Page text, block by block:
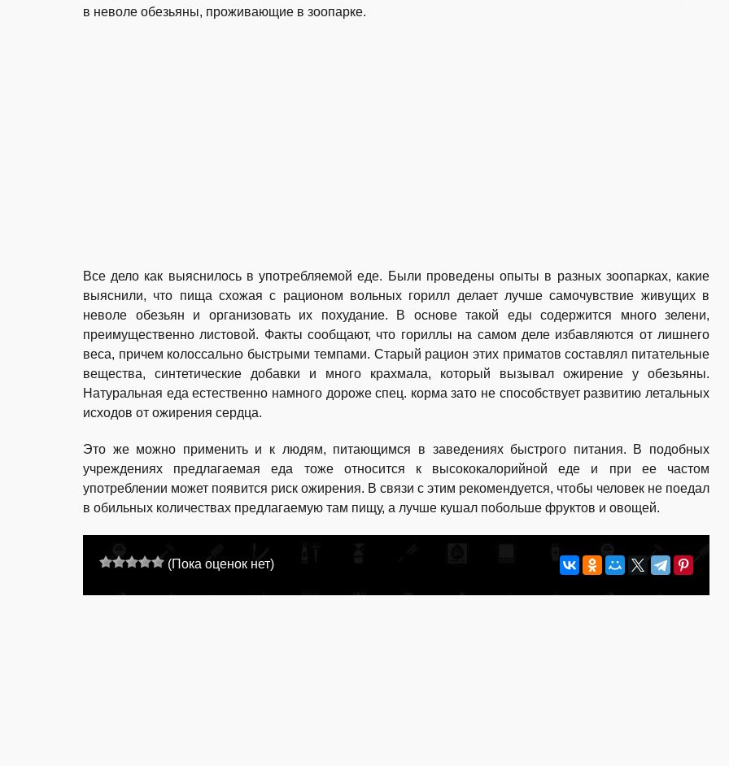
в неволе обезьяны, проживающие в зоопарке.
Все дело как выяснилось в употребляемой еде. Были проведены опыты в разных зоопарках, какие
выяснили, что пища схожая с рационом вольных горилл делает лучше самочувствие живущих в
неволе обезьян и организовать их похудание. В основе такой еды содержится много зелени,
преимущественно листовой. Факты сообщают, что гориллы на самом деле избавляются от лишнего
веса, причем колоссально быстрыми темпами. Старый рацион этих приматов составлял питательные
вещества, синтетические добавки и много крахмала, который вызывал ожирение у обезьяны.
Натуральная еда естественно намного дороже спец. корма зато не способствует развитию летальных
исходов от ожирения сердца.
Это же можно применить и к людям, питающимся в заведениях быстрого питания. В подобных
учреждениях предлагаемая еда тоже относится к высококалорийной еде и при ее частом
употреблении может появится риск ожирения. В связи с этим рекомендуется, чтобы человек не поедал
в обильных количествах предлагаемую там пищу, а лучше кушал побольше фруктов и овощей.
(Пока оценок нет)